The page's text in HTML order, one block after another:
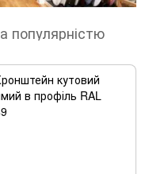
популярністю